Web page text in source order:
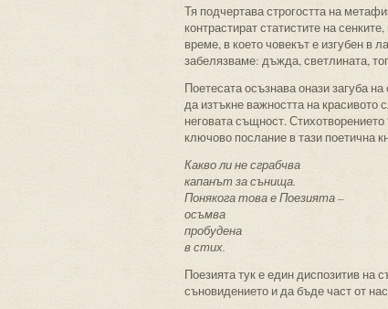
Тя подчертава строгостта на
контрастират статистите на
време, в което човекът е изгубен в
забелязваме: дъжда, светлината,
Поетесата осъзнава онази загуба
да изтъкне важността на
неговата същност.
ключово послание в тази поетична
Какво ли не сграбчва
капанът за сънища.
Понякога това е Поезията –
осъмва
пробудена
в стих.
Поезията тук е един диспозитив на
съновидението и да бъде част от